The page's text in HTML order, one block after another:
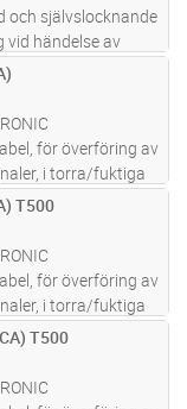
och självslocknande
vid händelse av
(underlättar
för elektronisk
för överföring av
i torra/fuktiga
Vid
låg rökutveckling
T500
för överföring av
i torra/fuktiga
Vid
låg rökutveckling
T500